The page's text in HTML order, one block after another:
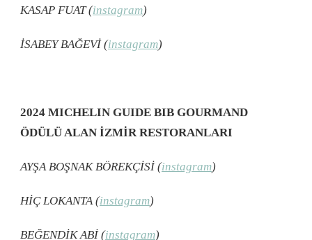
KASAP FUAT (instagram)
İSABEY BAĞEVİ (instagram)
2024 MICHELIN GUIDE BIB GOURMAND
ÖDÜLÜ ALAN İZMİR RESTORANLARI
AYŞA BOŞNAK BÖREKÇİSİ (instagram)
HİÇ LOKANTA (instagram)
BEĞENDİK ABİ (instagram)